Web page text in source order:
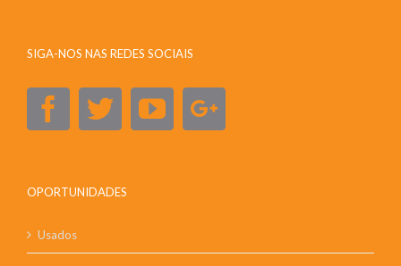
SIGA-NOS NAS REDES SOCIAIS
OPORTUNIDADES
Usados